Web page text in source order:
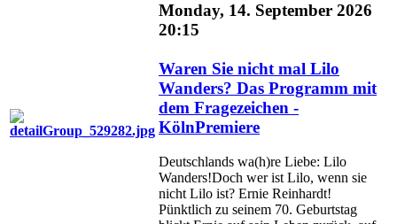
Monday, 14. September 2026
20:15
Waren Sie nicht mal Lilo
Wanders? Das Programm mit
dem Fragezeichen -
KölnPremiere
Deutschlands wa(h)re Liebe: Lilo
Wanders!Doch wer ist Lilo, wenn sie
nicht Lilo ist? Ernie Reinhardt!
Pünktlich zu seinem 70. Geburtstag